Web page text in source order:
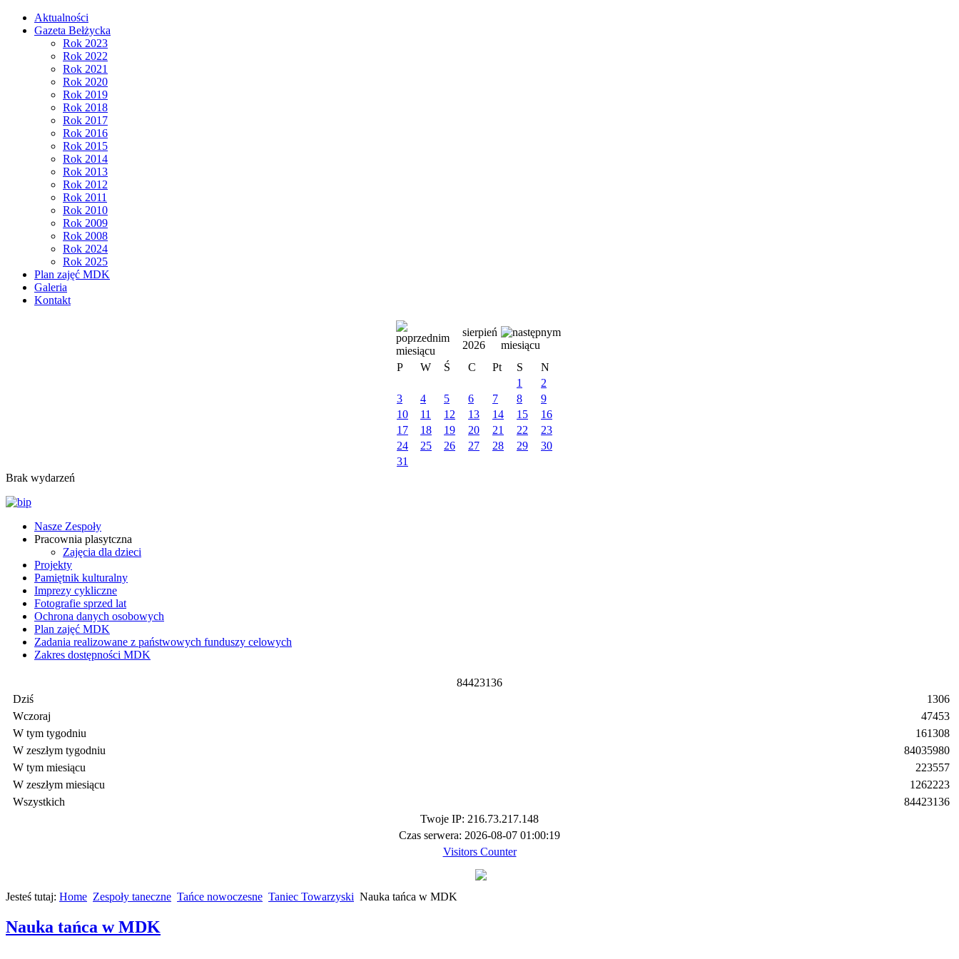
Aktualności
Gazeta Bełżycka
Rok 2023
Rok 2022
Rok 2021
Rok 2020
Rok 2019
Rok 2018
Rok 2017
Rok 2016
Rok 2015
Rok 2014
Rok 2013
Rok 2012
Rok 2011
Rok 2010
Rok 2009
Rok 2008
Rok 2024
Rok 2025
Plan zajęć MDK
Galeria
Kontakt
sierpień
2026
P
W Ś C Pt S
N
1
2
3
4 5 6 7 8
9
10
11 12 13 14 15
16
17
18 19 20 21 22
23
24
25 26 27 28 29
30
31
Brak wydarzeń
Nasze Zespoły
Pracownia plasytczna
Zajęcia dla dzieci
Projekty
Pamiętnik kulturalny
Imprezy cykliczne
Fotografie sprzed lat
Ochrona danych osobowych
Plan zajęć MDK
Zadania realizowane z państwowych funduszy celowych
Zakres dostępności MDK
84423136
Dziś
Wczoraj
W tym tygodniu
W zeszłym tygodniu
W tym miesiącu
W zeszłym miesiącu
Wszystkich
1306
47453
161308
84035980
223557
1262223
84423136
Twoje IP: 216.73.217.148
Czas serwera: 2026-08-07 01:00:19
Visitors Counter
Jesteś tutaj: Home Zespoły taneczne Tańce nowoczesne Taniec Towarzyski Nauka tańca w MDK
Nauka tańca w MDK